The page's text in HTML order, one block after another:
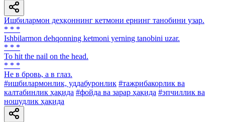
Ишбилармон деҳқоннинг кетмони ернинг танобини узар.
* * *
Ishbilarmon dehqonning ketmoni yerning tanobini uzar.
* * *
To hit the nail on the head.
* * *
Нe в бровь, а в глаз.
#ишбилармонлик, уддабуронлик #тажрибакорлик ва
калтабинлик ҳақида #фойда ва зарар ҳақида #эпчиллик ва
ношудлик ҳақида